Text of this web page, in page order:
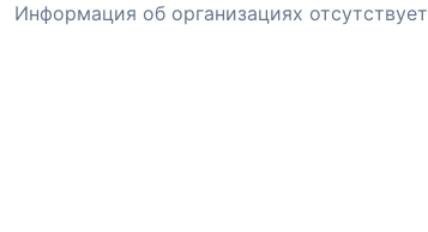
Информация об организациях отсутствует